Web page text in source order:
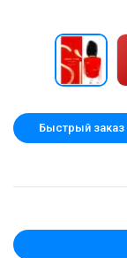
Быстрый заказ